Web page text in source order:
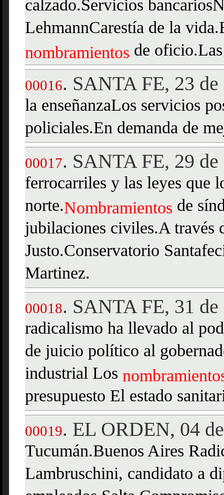
calzado.Servicios
LehmannCarestía de la
nombramientos de
00016. SANTA FE, 23
la enseñanzaLos servicios
policiales.En demanda de
00017. SANTA FE, 29
ferrocarriles y las leyes que
norte.Nombramientos de
jubilaciones civiles.A través
Justo.Conservatorio
Martinez.
00018. SANTA FE, 31
radicalismo ha llevado al
de juicio político al
industrial Los
presupuesto El estado
00019. EL ORDEN, 04
Tucumán.Buenos Aires
Lambruschini, candidato a